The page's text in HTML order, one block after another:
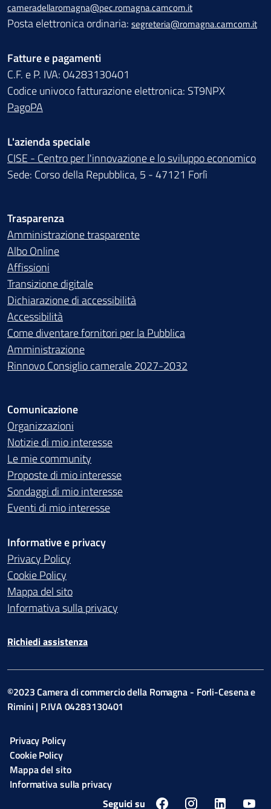
cameradellaromagna@pec.romagna.camcom.it
Posta elettronica ordinaria: segreteria@romagna.camcom.it
Fatture e pagamenti
C.F. e P. IVA: 04283130401
Codice univoco fatturazione elettronica: ST9NPX
PagoPA
L'azienda speciale
CISE - Centro per l'innovazione e lo sviluppo economico
Sede: Corso della Repubblica, 5 - 47121 Forlì
Trasparenza
Amministrazione trasparente
Albo Online
Affissioni
Transizione digitale
Dichiarazione di accessibilità
Accessibilità
Come diventare fornitori per la Pubblica
Amministrazione
Rinnovo Consiglio camerale 2027-2032
Comunicazione
Organizzazioni
Notizie di mio interesse
Le mie community
Proposte di mio interesse
Sondaggi di mio interesse
Eventi di mio interesse
Informative e privacy
Privacy Policy
Cookie Policy
Mappa del sito
Informativa sulla privacy
Richiedi assistenza
©2023 Camera di commercio della Romagna - Forli-Cesena e
Rimini | P.IVA 04283130401
Privacy Policy
Cookie Policy
Mappa del sito
Informativa sulla privacy
Seguici su